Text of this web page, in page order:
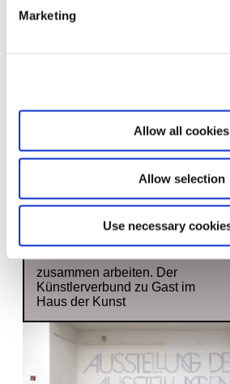
Marketing
Allow all cookies
Allow selection
Use necessary
zusammen arbeiten. Der
Künstlerverbund zu Gast im
Haus der Kunst